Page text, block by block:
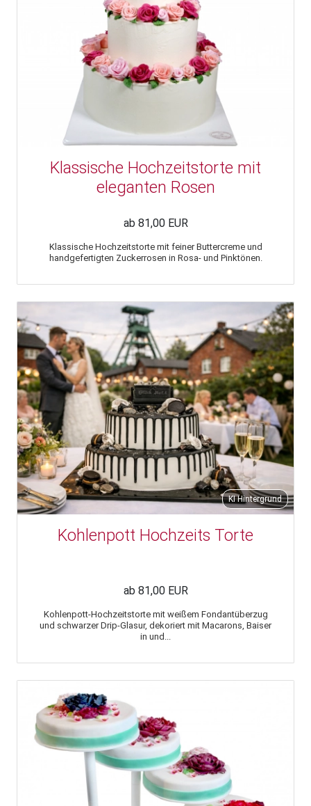
Klassische Hochzeitstorte mit
eleganten Rosen
ab 81,00 EUR
Klassische Hochzeitstorte mit feiner Buttercreme und
handgefertigten Zuckerrosen in Rosa- und Pinktönen.
KI Hintergrund
Kohlenpott Hochzeits Torte
ab 81,00 EUR
Kohlenpott-Hochzeitstorte mit weißem Fondantüberzug
und schwarzer Drip-Glasur, dekoriert mit Macarons, Baiser
in und...